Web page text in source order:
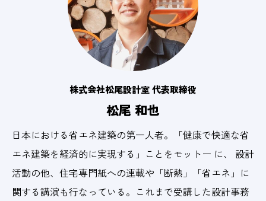
株式会社松尾設計室 代表取締役
松尾 和也
日本における省エネ建築の第一人者。「健康で快適な省
エネ建築を経済的に実現する」ことをモットー に、 設計
活動の他、住宅専門紙への連載や「断熱」「省エネ」に
関する講演も行なっている。これまで受講した設計事務